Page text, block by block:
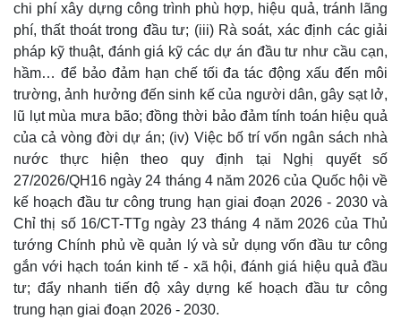
chi phí xây dựng công trình phù hợp, hiệu quả, tránh lãng
phí, thất thoát trong đầu tư; (iii) Rà soát, xác định các giải
pháp kỹ thuật, đánh giá kỹ các dự án đầu tư như cầu cạn,
hầm… để bảo đảm hạn chế tối đa tác động xấu đến môi
trường, ảnh hưởng đến sinh kế của người dân, gây sạt lở,
lũ lụt mùa mưa bão; đồng thời bảo đảm tính toán hiệu quả
của cả vòng đời dự án; (iv) Việc bố trí vốn ngân sách nhà
nước thực hiện theo quy định tại Nghị quyết số
27/2026/QH16 ngày 24 tháng 4 năm 2026 của Quốc hội về
kế hoạch đầu tư công trung hạn giai đoạn 2026 - 2030 và
Chỉ thị số 16/CT-TTg ngày 23 tháng 4 năm 2026 của Thủ
tướng Chính phủ về quản lý và sử dụng vốn đầu tư công
gắn với hạch toán kinh tế - xã hội, đánh giá hiệu quả đầu
tư; đẩy nhanh tiến độ xây dựng kế hoạch đầu tư công
trung hạn giai đoạn 2026 - 2030.